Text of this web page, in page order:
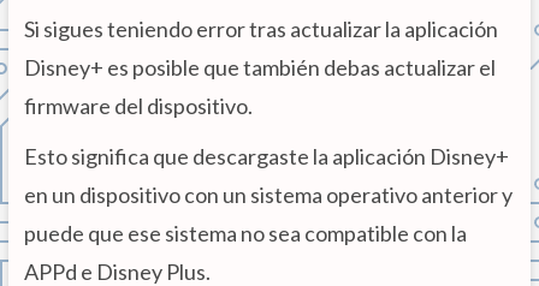
Si sigues teniendo error tras actualizar la aplicación
Disney+ es posible que también debas actualizar el
firmware del dispositivo.
Esto significa que descargaste la aplicación Disney+
en un dispositivo con un sistema operativo anterior y
puede que ese sistema no sea compatible con la
APPd e Disney Plus.